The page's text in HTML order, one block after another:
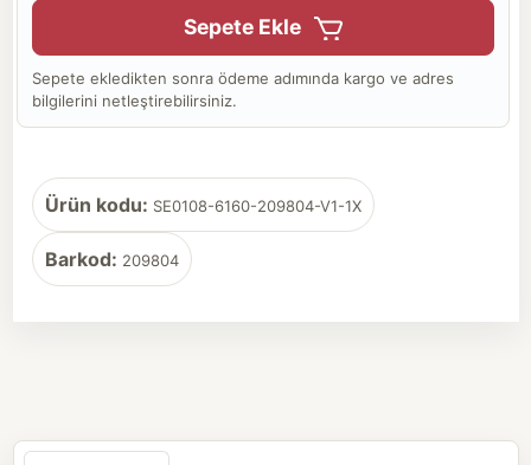
Sepete Ekle
Sepete ekledikten sonra ödeme adımında kargo ve adres
bilgilerini netleştirebilirsiniz.
Ürün kodu: SE0108-6160-209804-V1-1X
Barkod: 209804